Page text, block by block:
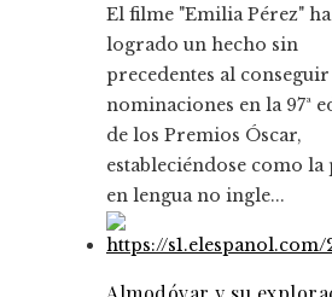
El filme "Emilia Pérez" ha
logrado un hecho sin
precedentes al conseguir
nominaciones en la 97ª
de los Premios Óscar,
estableciéndose como la
en lengua no ingle...